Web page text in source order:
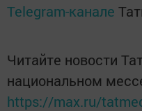
Telegram-канале
Читайте новости
национальном
https://max.ru/